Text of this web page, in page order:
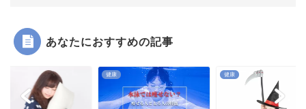
あなたにおすすめの記事
健康 健康